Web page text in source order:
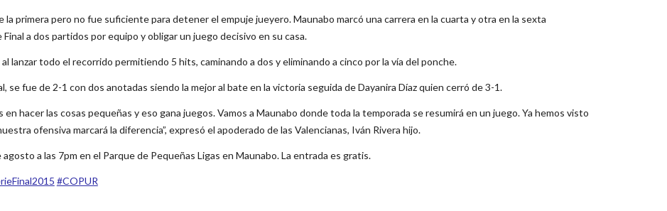
la primera pero no fue suficiente para detener el empuje jueyero. Maunabo marcó una carrera en la cuarta y otra en la sexta
a dos partidos por equipo y obligar un juego decisivo en su casa.
lanzar todo el recorrido permitiendo 5 hits, caminando a dos y eliminando a cinco por la vía del ponche.
se fue de 2-1 con dos anotadas siendo la mejor al bate en la victoria seguida de Dayanira Díaz quien cerró de 3-1.
hacer las cosas pequeñas y eso gana juegos. Vamos a Maunabo donde toda la temporada se resumirá en un juego. Ya hemos visto
ofensiva marcará la diferencia”, expresó el apoderado de las Valencianas, Iván Rivera hijo.
a las 7pm en el Parque de Pequeñas Ligas en Maunabo. La entrada es gratis.
‪#‎COPUR‬